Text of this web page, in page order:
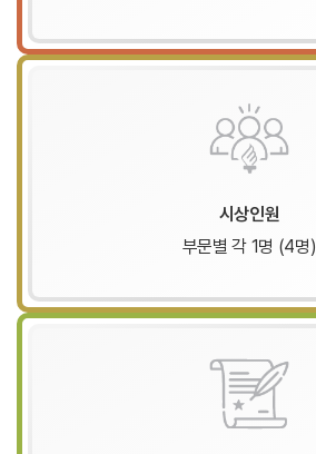
시상인원
부문별 각 1명 (4명)